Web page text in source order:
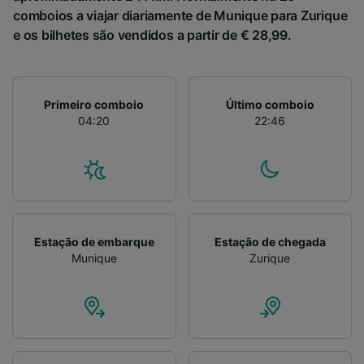
comboios a viajar diariamente de Munique para Zurique
e os bilhetes são vendidos a partir de € 28,99.
Primeiro comboio
04:20
Último comboio
22:46
Estação de embarque
Munique
Estação de chegada
Zurique